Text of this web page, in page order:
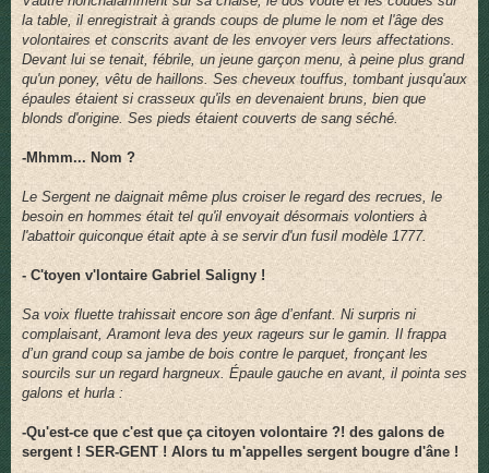
la table, il enregistrait à grands coups de plume le nom et l'âge des
volontaires et conscrits avant de les envoyer vers leurs affectations.
Devant lui se tenait, fébrile, un jeune garçon menu, à peine plus grand
qu'un poney, vêtu de haillons. Ses cheveux touffus, tombant jusqu'aux
épaules étaient si crasseux qu'ils en devenaient bruns, bien que
blonds d'origine. Ses pieds étaient couverts de sang séché.
-Mhmm... Nom ?
Le Sergent ne daignait même plus croiser le regard des recrues, le
besoin en hommes était tel qu'il envoyait désormais volontiers à
l'abattoir quiconque était apte à se servir d'un fusil modèle 1777.
- C'toyen v'lontaire Gabriel Saligny !
Sa voix fluette trahissait encore son âge d’enfant. Ni surpris ni
complaisant, Aramont leva des yeux rageurs sur le gamin. Il frappa
d’un grand coup sa jambe de bois contre le parquet, fronçant les
sourcils sur un regard hargneux. Épaule gauche en avant, il pointa ses
galons et hurla :
-Qu'est-ce que c'est que ça citoyen volontaire ?! des galons de
sergent ! SER-GENT ! Alors tu m'appelles sergent bougre d'âne !